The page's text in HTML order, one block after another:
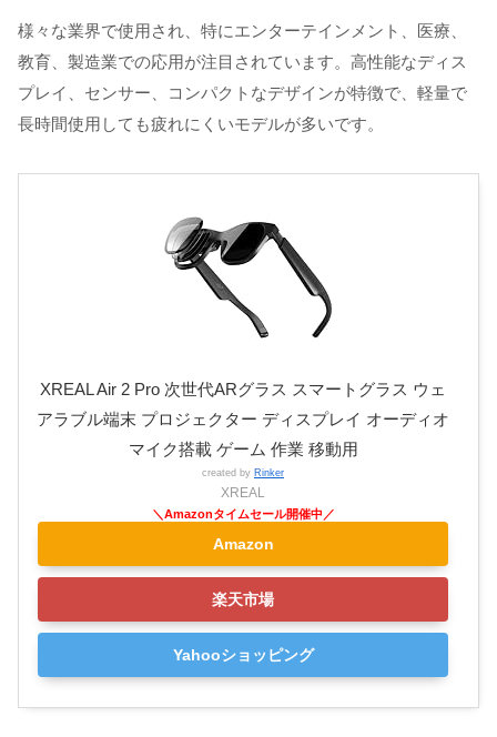
様々な業界で使用され、特にエンターテインメント、医療、
教育、製造業での応用が注目されています。高性能なディス
プレイ、センサー、コンパクトなデザインが特徴で、軽量で
長時間使用しても疲れにくいモデルが多いです。
XREAL Air 2 Pro 次世代ARグラス スマートグラス ウェ
アラブル端末 プロジェクター ディスプレイ オーディオ
マイク搭載 ゲーム 作業 移動用
created by Rinker
XREAL
Amazon
楽天市場
Yahooショッピング